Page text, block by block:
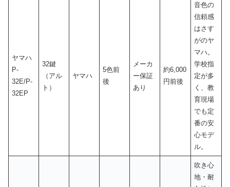
ヤマハ
P-
32E/P-
32EP
32鍵
（アル
ト）
ヤマハ
5色前
後
メーカ
ー保証
あり
約6,000
円前後
音色の
信頼感
はさす
がのヤ
マハ。
学校指
定が多
く、教
育現場
でも定
番の安
心モデ
ル。
吹き心
地・耐